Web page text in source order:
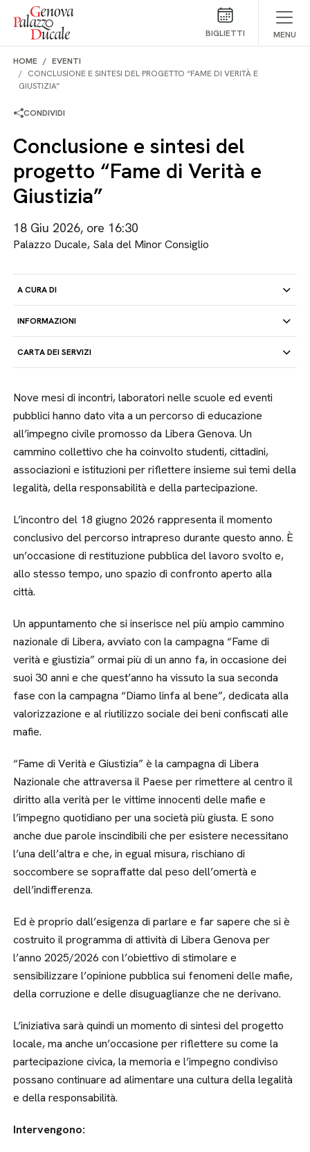
Salta al contenuto
BIGLIETTI MENU
HOME
EVENTI
CONCLUSIONE E SINTESI DEL PROGETTO “FAME DI VERITÀ E
GIUSTIZIA”
CONDIVIDI
Conclusione e sintesi del
progetto “Fame di Verità e
Giustizia”
18 Giu 2026, ore 16:30
Palazzo Ducale, Sala del Minor Consiglio
A CURA DI
INFORMAZIONI
CARTA DEI SERVIZI
Nove mesi di incontri, laboratori nelle scuole ed eventi
pubblici hanno dato vita a un percorso di educazione
all’impegno civile promosso da Libera Genova. Un
cammino collettivo che ha coinvolto studenti, cittadini,
associazioni e istituzioni per riflettere insieme sui temi della
legalità, della responsabilità e della partecipazione.
L’incontro del 18 giugno 2026 rappresenta il momento
conclusivo del percorso intrapreso durante questo anno. È
un’occasione di restituzione pubblica del lavoro svolto e,
allo stesso tempo, uno spazio di confronto aperto alla
città.
Un appuntamento che si inserisce nel più ampio cammino
nazionale di Libera, avviato con la campagna “Fame di
verità e giustizia” ormai più di un anno fa, in occasione dei
suoi 30 anni e che quest’anno ha vissuto la sua seconda
fase con la campagna “Diamo linfa al bene”, dedicata alla
valorizzazione e al riutilizzo sociale dei beni confiscati alle
mafie.
“Fame di Verità e Giustizia” è la campagna di Libera
Nazionale che attraversa il Paese per rimettere al centro il
diritto alla verità per le vittime innocenti delle mafie e
l’impegno quotidiano per una società più giusta. E sono
anche due parole inscindibili che per esistere necessitano
l’una dell’altra e che, in egual misura, rischiano di
soccombere se sopraffatte dal peso dell’omertà e
dell’indifferenza.
Ed è proprio dall’esigenza di parlare e far sapere che si è
costruito il programma di attività di Libera Genova per
l’anno 2025/2026 con l’obiettivo di stimolare e
sensibilizzare l’opinione pubblica sui fenomeni delle mafie,
della corruzione e delle disuguaglianze che ne derivano.
L’iniziativa sarà quindi un momento di sintesi del progetto
locale, ma anche un’occasione per riflettere su come la
partecipazione civica, la memoria e l’impegno condiviso
possano continuare ad alimentare una cultura della legalità
e della responsabilità.
Intervengono: